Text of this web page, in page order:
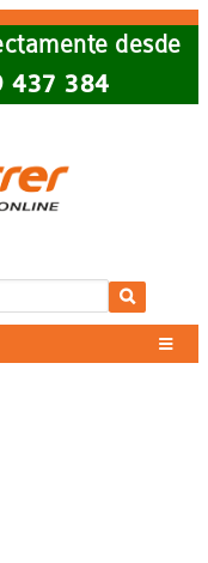
desde
437 384